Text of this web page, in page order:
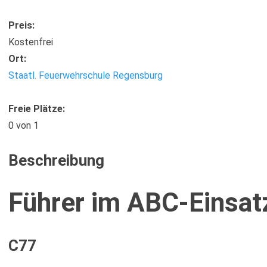
Preis:
Kostenfrei
Ort:
Staatl. Feuerwehrschule Regensburg
Freie Plätze:
0 von 1
Beschreibung
Führer im ABC-
C77